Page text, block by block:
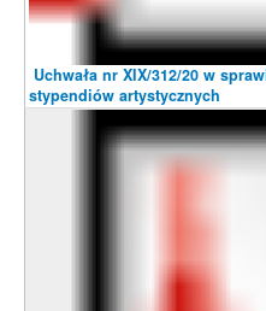
Uchwała nr XIX/312/20 w
stypendiów artystycznych